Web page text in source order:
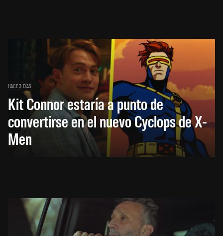
HACE 3 DÍAS
Kit Connor estaría a punto de
convertirse en el nuevo Cyclops de X-
Men